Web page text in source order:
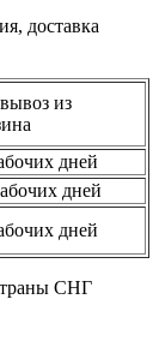
доставка
из
дней
дней
дней
СНГ